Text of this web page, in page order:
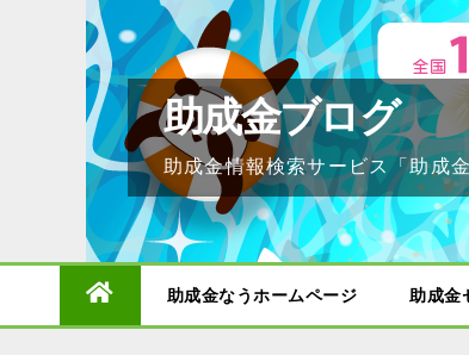
助成金ブログ
助成金情報検索サービス「助成
助成金なうホームページ 助成金